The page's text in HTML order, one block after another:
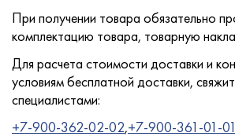
Индустриям
При получении товара обязательно
комплектацию товара, товарную
Для расчета стоимости доставки и
условиям бесплатной доставки,
специалистами:
+7-900-362-02-02,+7-900-361-01-01